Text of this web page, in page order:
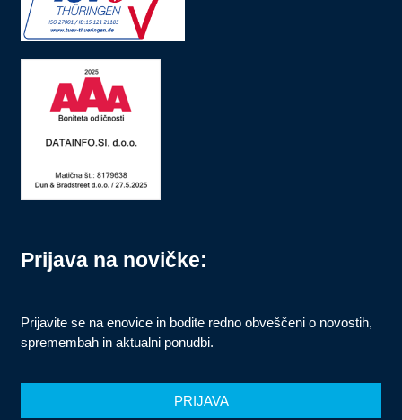
Prijava na novičke:
Prijavite se na enovice in bodite redno obveščeni o novostih,
spremembah in aktualni ponudbi.
PRIJAVA